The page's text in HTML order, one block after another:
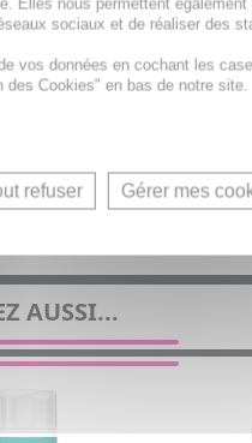
pour homme,
AUSSI...
Elles nous permettent également
sociaux et de réaliser des
vos données en cochant les
Cookies" en bas de notre site.
refuser Gérer mes